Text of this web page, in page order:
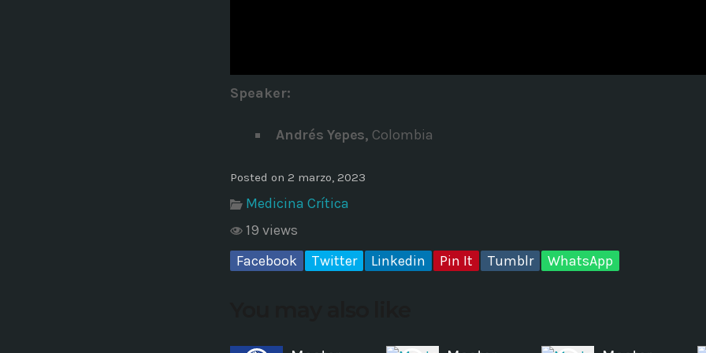
Noticia de personal salud 5
Time
Speaker:
Andrés Yepes, Colombia
Posted on 2 marzo, 2023
Medicina Crítica
19 views
Facebook
Twitter Linkedin Pin It Tumblr WhatsApp